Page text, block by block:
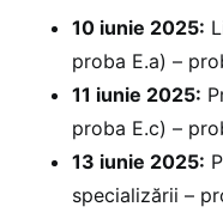
10 iunie 2025:
proba E.a) –
11 iunie 2025:
proba E.c) –
13 iunie 2025:
specializării –